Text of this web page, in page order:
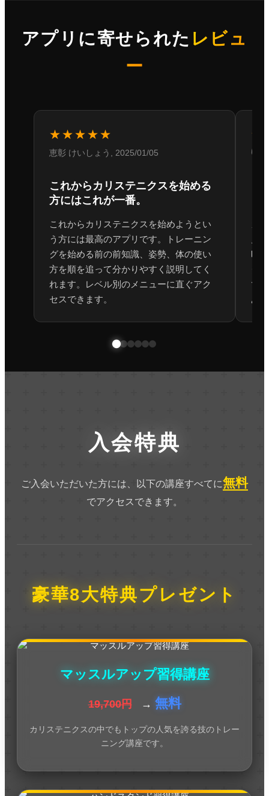
アプリに寄せられた レビュ
ー
★★★★★
恵彰 けいしょう, 2025/01/05
これからカリステニクスを始める
方にはこれが一番。
これからカリステニクスを始めようとい
う方には最高のアプリです。トレーニン
グを始める前の前知識、姿勢、体の使い
方を順を追って分かりやすく説明してく
れます。レベル別のメニューに直ぐアク
セスできます。
時
で
あ
入会特典
ご入会いただいた方には、以下の講座すべてに無料
でアクセスできます。
豪華8大特典プレゼント
マッスルアップ習得講座
19,700円 → 無料
カリステニクスの中でもトップの人気を誇る技のトレー
ニング講座です。